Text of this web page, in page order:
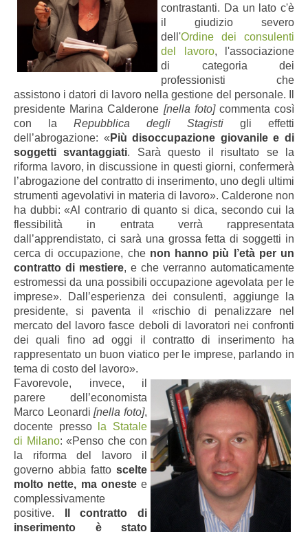
contrastanti. Da un lato c'è
il giudizio severo
dell'Ordine dei consulenti
del lavoro, l'associazione
di categoria dei
professionisti che
assistono i datori di lavoro nella gestione del personale. Il
presidente Marina Calderone [nella foto] commenta così
con la Repubblica degli Stagisti gli effetti
dell’abrogazione: « Più disoccupazione giovanile e di
soggetti svantaggiati. Sarà questo il risultato se la
riforma lavoro, in discussione in questi giorni, confermerà
l’abrogazione del contratto di inserimento, uno degli ultimi
strumenti agevolativi in materia di lavoro». Calderone non
ha dubbi: «Al contrario di quanto si dica, secondo cui la
flessibilità in entrata verrà rappresentata
dall’apprendistato, ci sarà una grossa fetta di soggetti in
cerca di occupazione, che non hanno più l’età per un
contratto di mestiere, e che verranno automaticamente
estromessi da una possibili occupazione agevolata per le
imprese». Dall’esperienza dei consulenti, aggiunge la
presidente, si paventa il «rischio di penalizzare nel
mercato del lavoro fasce deboli di lavoratori nei confronti
dei quali fino ad oggi il contratto di inserimento ha
rappresentato un buon viatico per le imprese, parlando in
tema di costo del lavoro».
Favorevole, invece, il
parere dell’economista
Marco Leonardi [nella foto],
docente presso
la Statale
di Milano: «Penso che con
la riforma del lavoro il
governo abbia fatto scelte
molto nette, ma onestee
complessivamente
positive. Il contratto di
inserimento è stato